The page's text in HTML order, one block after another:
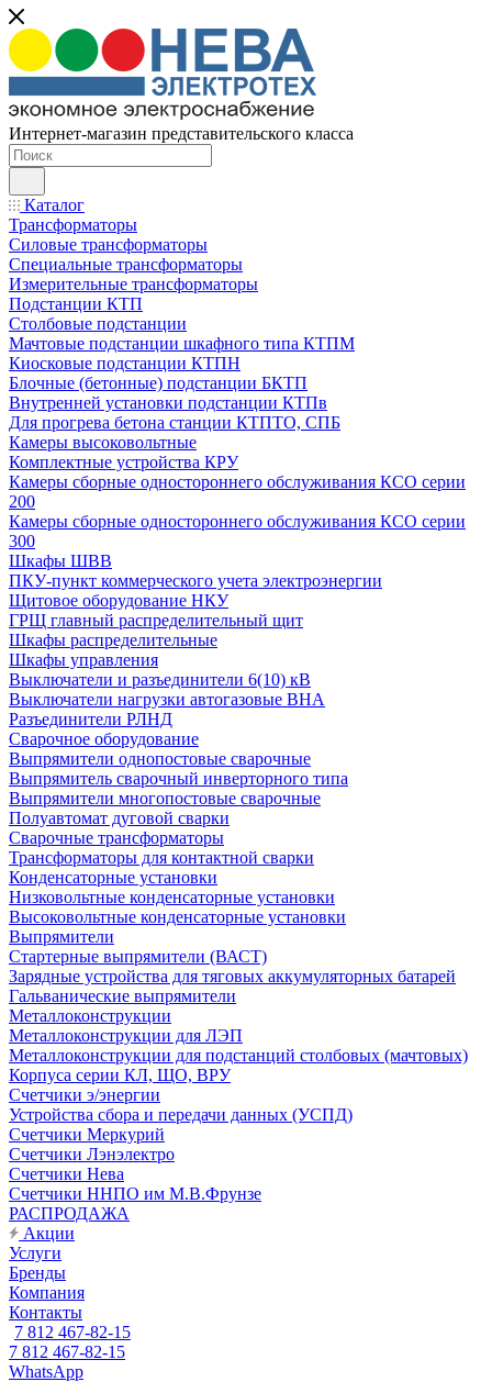
Интернет-магазин представительского класса
Каталог
Трансформаторы
Силовые трансформаторы
Специальные трансформаторы
Измерительные трансформаторы
Подстанции КТП
Столбовые подстанции
Мачтовые подстанции шкафного типа КТПМ
Киосковые подстанции КТПН
Блочные (бетонные) подстанции БКТП
Внутренней установки подстанции КТПв
Для прогрева бетона станции КТПТО, СПБ
Камеры высоковольтные
Комплектные устройства КРУ
Камеры сборные одностороннего обслуживания КСО серии
200
Камеры сборные одностороннего обслуживания КСО серии
300
Шкафы ШВВ
ПКУ-пункт коммерческого учета электроэнергии
Щитовое оборудование НКУ
ГРЩ главный распределительный щит
Шкафы распределительные
Шкафы управления
Выключатели и разъединители 6(10) кВ
Выключатели нагрузки автогазовые ВНА
Разъединители РЛНД
Сварочное оборудование
Выпрямители однопостовые сварочные
Выпрямитель сварочный инверторного типа
Выпрямители многопостовые сварочные
Полуавтомат дуговой сварки
Сварочные трансформаторы
Трансформаторы для контактной сварки
Конденсаторные установки
Низковольтные конденсаторные установки
Высоковольтные конденсаторные установки
Выпрямители
Стартерные выпрямители (ВАСТ)
Зарядные устройства для тяговых аккумуляторных батарей
Гальванические выпрямители
Металлоконструкции
Металлоконструкции для ЛЭП
Металлоконструкции для подстанций столбовых (мачтовых)
Корпуса серии КЛ, ЩО, ВРУ
Счетчики э/энергии
Устройства сбора и передачи данных (УСПД)
Счетчики Меркурий
Счетчики Лэнэлектро
Счетчики Нева
Счетчики ННПО им М.В.Фрунзе
РАСПРОДАЖА
Акции
Услуги
Бренды
Компания
Контакты
7 812 467-82-15
7 812 467-82-15
WhatsApp